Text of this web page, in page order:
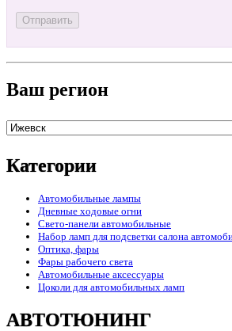
Ваш регион
Категории
Автомобильные лампы
Дневные ходовые огни
Свето-панели автомобильные
Набор ламп для подсветки салона
Оптика, фары
Фары рабочего света
Автомобильные аксессуары
Цоколи для автомобильных ламп
АВТОТЮНИНГ